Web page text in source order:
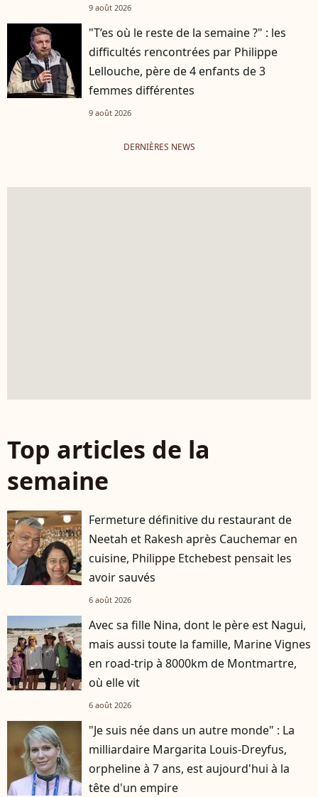
9 août 2026
"T’es où le reste de la semaine ?" : les
difficultés rencontrées par Philippe
Lellouche, père de 4 enfants de 3
femmes différentes
9 août 2026
DERNIÈRES NEWS
Top articles de la
semaine
Fermeture définitive du restaurant de
Neetah et Rakesh après Cauchemar en
cuisine, Philippe Etchebest pensait les
avoir sauvés
6 août 2026
Avec sa fille Nina, dont le père est Nagui,
mais aussi toute la famille, Marine Vignes
en road-trip à 8000km de Montmartre,
où elle vit
6 août 2026
"Je suis née dans un autre monde" : La
milliardaire Margarita Louis-Dreyfus,
orpheline à 7 ans, est aujourd'hui à la
tête d'un empire